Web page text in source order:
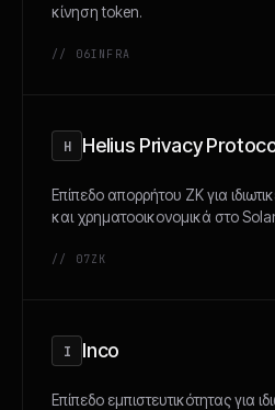
κίνηση token.
// 06INFRA
H Helius Privacy
Επίπεδο απορρήτου ZK για
και χρηματοοικονομικά στο
// 07ZK
I Inco
Επίπεδο εμπιστευτικότητας για